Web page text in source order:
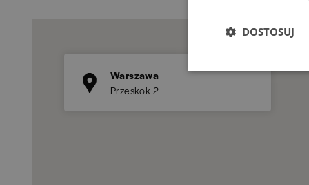
Warszawa
Przeskok 2
DOSTOSUJ